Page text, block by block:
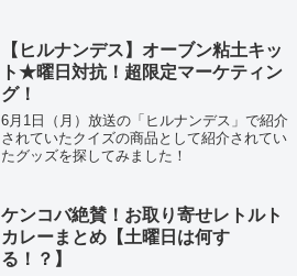
【ヒルナンデス】オーブン粘土キッ
ト★曜日対抗！超限定マーケティン
グ！
6月1日（月）放送の「ヒルナンデス」で紹介
されていたクイズの商品として紹介されてい
たグッズを探してみました！
ケンコバ絶賛！お取り寄せレトルト
カレーまとめ【土曜日は何す
る！？】